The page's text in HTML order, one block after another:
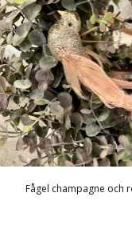
Fågel champagne och